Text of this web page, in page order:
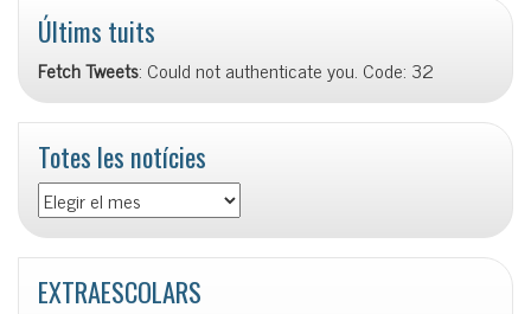
Últims tuits
Fetch Tweets: Could not authenticate you. Code: 32
Totes les notícies
Totes
les
notícies
EXTRAESCOLARS